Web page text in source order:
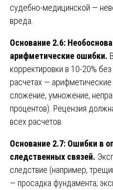
судебно-медицинской —
вреда.
Основание 2.6:
арифметические ошибки.
корректировки в 10-20%
расчетах —
сложение, умножение,
процентов). Рецензия
всех расчетов.
Основание 2.7: Ошибки в
следственных связей.
следствие (например,
— просадка фундамента;